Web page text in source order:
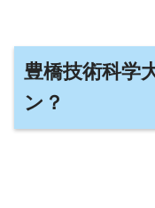
豊橋技術科学
ン？